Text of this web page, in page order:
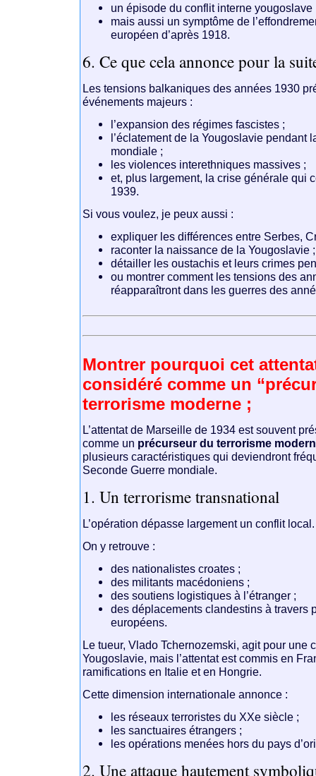
un épisode du conflit interne yougoslave
mais aussi un symptôme de
européen d’après 1918.
6. Ce que cela annonce pour la
Les tensions balkaniques des années 1930
événements majeurs :
l’expansion des régimes fascistes ;
l’éclatement de la Yougoslavie pendant
mondiale ;
les violences interethniques massives ;
et, plus largement, la crise générale qui
1939.
Si vous voulez, je peux aussi :
expliquer les différences entre Serbes,
raconter la naissance de la Yougoslavie ;
détailler les oustachis et leurs crimes
ou montrer comment les tensions des
réapparaîtront dans les guerres des
Montrer pourquoi cet
considéré comme un
terrorisme moderne ;
L’attentat de Marseille de 1934 est souvent
comme un précurseur du terrorisme
plusieurs caractéristiques qui deviendront
Seconde Guerre mondiale.
1. Un terrorisme transnational
L’opération dépasse largement un conflit local.
On y retrouve :
des nationalistes croates ;
des militants macédoniens ;
des soutiens logistiques à l’étranger ;
des déplacements clandestins à travers
européens.
Le tueur,Vlado Tchernozemski, agit pour une
Yougoslavie, mais l’attentat est commis en
ramifications en Italie et en Hongrie.
Cette dimension internationale annonce :
les réseaux terroristes du XXe siècle ;
les sanctuaires étrangers ;
les opérations menées hors du pays
2. Une attaque hautement